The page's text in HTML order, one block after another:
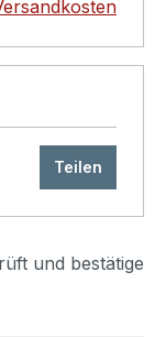
Teilen
und bestätige